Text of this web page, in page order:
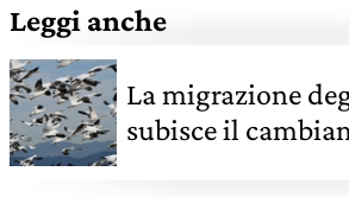
Leggi anche
La migrazione
subisce il